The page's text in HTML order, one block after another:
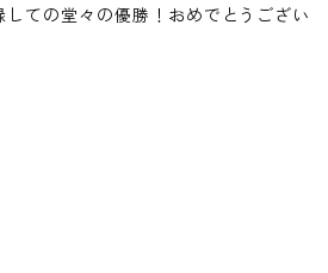
ての堂々の優勝！おめでとうござい